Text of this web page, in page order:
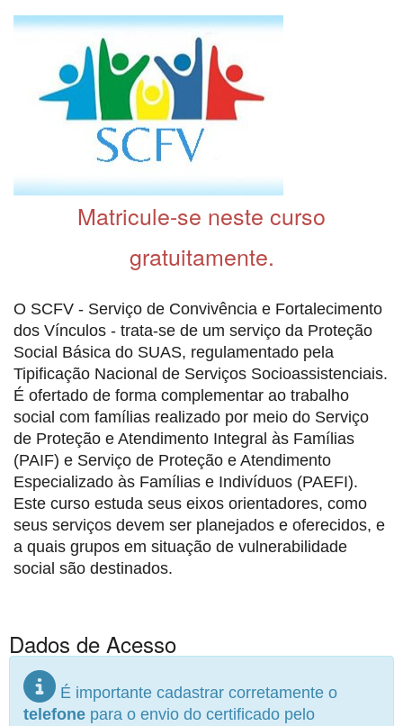
Matricule-se neste curso
gratuitamente.
O SCFV - Serviço de Convivência e Fortalecimento
dos Vínculos - trata-se de um serviço da Proteção
Social Básica do SUAS, regulamentado pela
Tipificação Nacional de Serviços Socioassistenciais.
É ofertado de forma complementar ao trabalho
social com famílias realizado por meio do Serviço
de Proteção e Atendimento Integral às Famílias
(PAIF) e Serviço de Proteção e Atendimento
Especializado às Famílias e Indivíduos (PAEFI).
Este curso estuda seus eixos orientadores, como
seus serviços devem ser planejados e oferecidos, e
a quais grupos em situação de vulnerabilidade
social são destinados.
Dados de Acesso
É importante cadastrar corretamente o
telefone para o envio do certificado pelo